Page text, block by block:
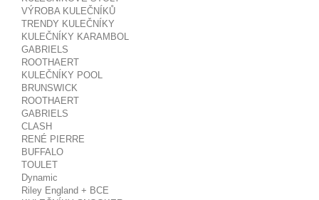
VÝROBA KULEČNÍKŮ
TRENDY KULEČNÍKY
KULEČNÍKY KARAMBOL
GABRIELS
ROOTHAERT
KULEČNÍKY POOL
BRUNSWICK
ROOTHAERT
GABRIELS
CLASH
RENÉ PIERRE
BUFFALO
TOULET
Dynamic
Riley England + BCE